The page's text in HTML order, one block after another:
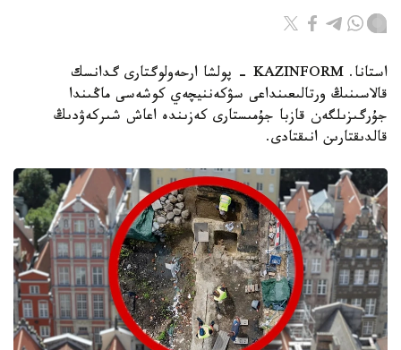
استانا. KAZINFORM - پولشا ارحەولوگتارى گدانسك
قالاسىنىڭ ورتالىعىنداعى سۋكەننيچەي كوشەسى ماڭىندا
جۇرگىزىلگەن قازبا جۇمىستارى كەزىندە اعاش شىركەۋدىڭ
قالدىقتارىن انىقتادى.